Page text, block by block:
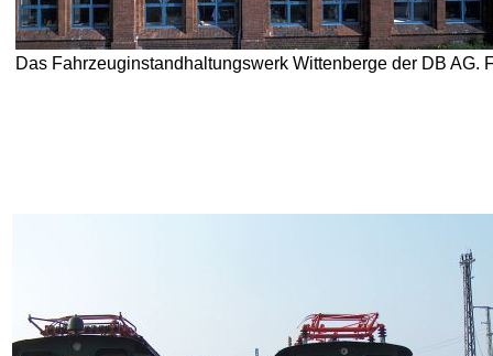
Das Fahrzeuginstandhaltungswerk Wittenberge der DB AG.